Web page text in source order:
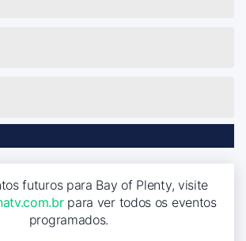
futuros para Bay of Plenty, visite
para ver todos os eventos
programados.